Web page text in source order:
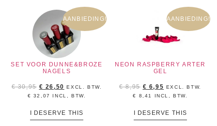
AANBIEDING!
SET VOOR DUNNE&BROZE
NAGELS
€30,95 € 26,50 EXCL. BTW.
€ 32,07 INCL, BTW.
I DESERVE THIS
AANBIEDING!
NEON RASPBERRY ARTER
GEL
€8,95 € 6,95 EXCL. BTW.
€
8,41 INCL, BTW.
I DESERVE THIS